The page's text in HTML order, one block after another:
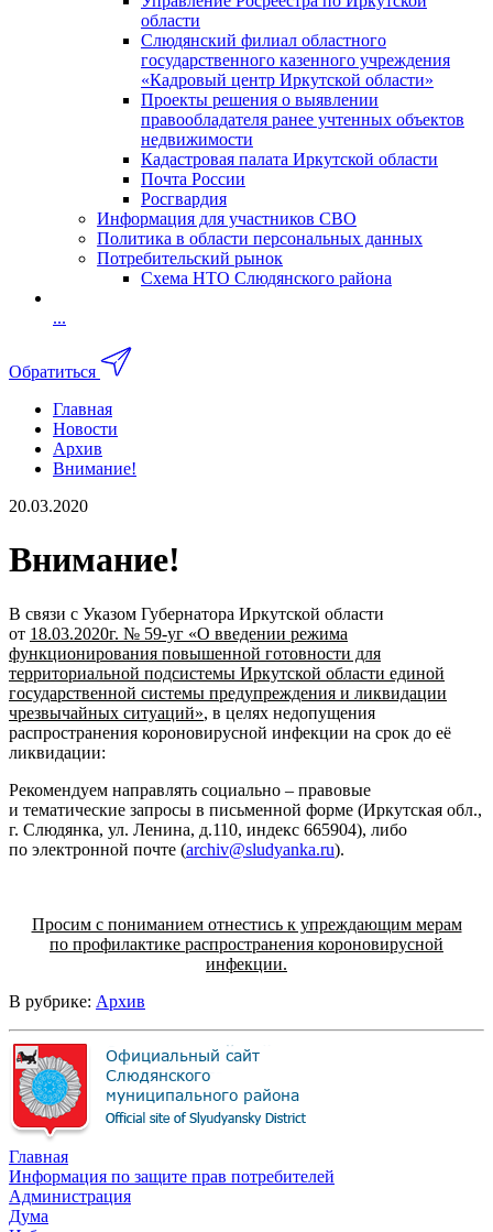
области
Слюдянский филиал областного
государственного казенного учреждения
«Кадровый центр Иркутской области»
Проекты решения о выявлении
правообладателя ранее учтенных объектов
недвижимости
Кадастровая палата Иркутской области
Почта России
Росгвардия
Информация для участников СВО
Политика в области персональных данных
Потребительский рынок
Схема НТО Слюдянского района
...
Обратиться
Главная
Новости
Архив
Внимание!
20.03.2020
Внимание!
В связи с Указом Губернатора Иркутской области
от 18.03.2020г. № 59-уг «О введении режима
функционирования повышенной готовности для
территориальной подсистемы Иркутской области единой
государственной системы предупреждения и ликвидации
чрезвычайных ситуаций», в целях недопущения
распространения короновирусной инфекции на срок до её
ликвидации:
Рекомендуем направлять социально – правовые
и тематические запросы в письменной форме (Иркутская обл.,
г. Слюдянка, ул. Ленина, д.110, индекс 665904), либо
по электронной почте (archiv@sludyanka.ru).
Просим с пониманием отнестись к упреждающим мерам
по профилактике распространения короновирусной
инфекции.
В рубрике: Архив
Главная
Информация по защите прав потребителей
Администрация
Дума